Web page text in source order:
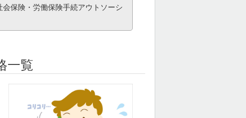
保険・労働保険手続アウトソーシ
一覧